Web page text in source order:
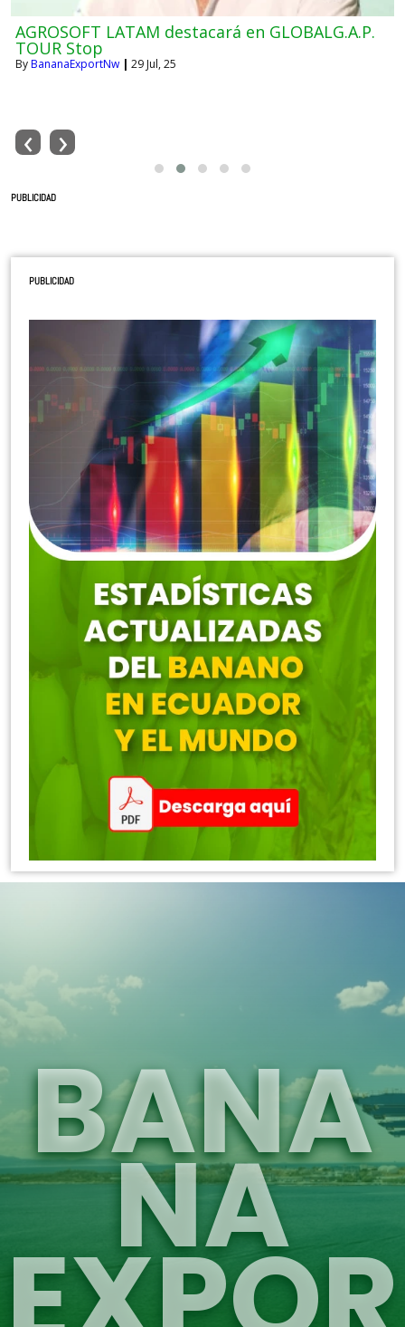
AGROSOFT LATAM destacará en GLOBALG.A.P.
TOUR Stop
ByBananaExportNw | 29 Jul, 25
‹ ›
PUBLICIDAD
PUBLICIDAD
BANA
NA